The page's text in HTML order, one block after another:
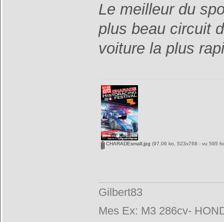
Le meilleur du
plus beau circuit
voiture la plus
CHARADEsmall.jpg (97.06 ko, 523x768 - vu 595
Gilbert83
Mes Ex: M3 286cv-